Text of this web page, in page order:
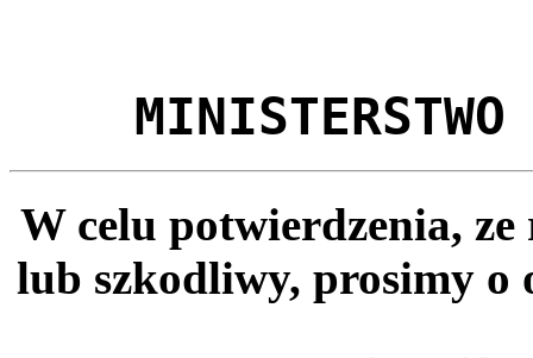
MINISTERSTWO
W celu potwierdzenia,
lub szkodliwy, prosimy o